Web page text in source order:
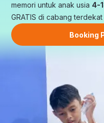
memori untuk anak usia 4-
GRATIS di cabang
Booking